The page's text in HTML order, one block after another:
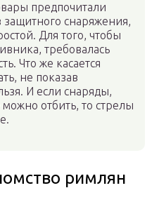
предпочитали
защитного снаряжения,
Для того, чтобы
требовалась
Что же касается
не показав
И если снаряды,
отбить, то стрелы
римлян